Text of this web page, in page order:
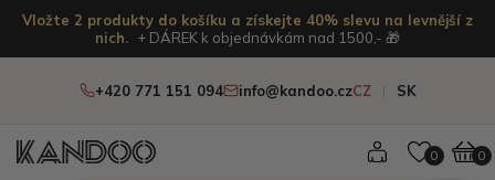
Vložte 2 produkty do košíku a získejte 40% slevu na levnější z
nich.
+ DÁREK k objednávkám nad 1500,- 🎁
+420 771 151 094 info@kandoo.czCZ SK
0 0